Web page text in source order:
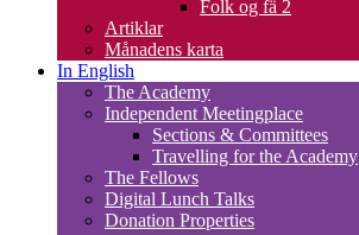
Folk og fä 2
Artiklar
Månadens karta
In English
The Academy
Independent Meetingplace
Sections & Committees
Travelling for the Academy
The Fellows
Digital Lunch Talks
Donation Properties